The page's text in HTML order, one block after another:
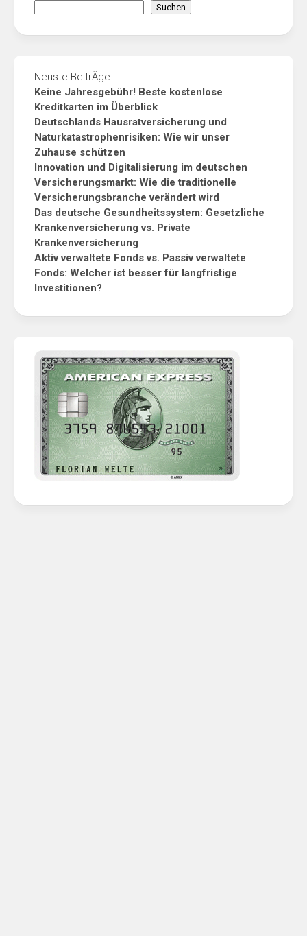
Suchen
Neuste BeitrÄge
Keine Jahresgebühr! Beste kostenlose
Kreditkarten im Überblick
Deutschlands Hausratversicherung und
Naturkatastrophenrisiken: Wie wir unser
Zuhause schützen
Innovation und Digitalisierung im deutschen
Versicherungsmarkt: Wie die traditionelle
Versicherungsbranche verändert wird
Das deutsche Gesundheitssystem: Gesetzliche
Krankenversicherung vs. Private
Krankenversicherung
Aktiv verwaltete Fonds vs. Passiv verwaltete
Fonds: Welcher ist besser für langfristige
Investitionen?